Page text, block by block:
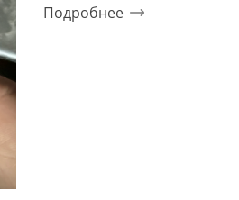
Подробнее